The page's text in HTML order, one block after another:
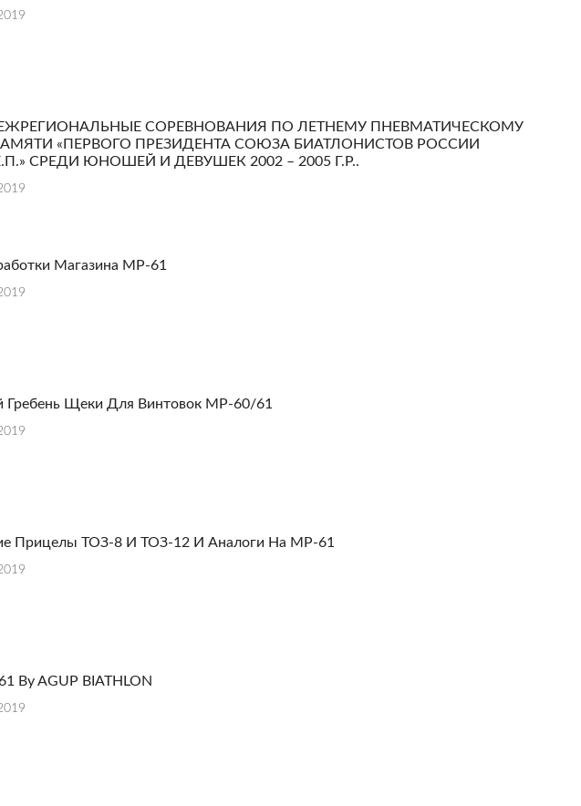
СОРЕВНОВАНИЯ ПО ЛЕТНЕМУ ПНЕВМАТИЧЕСКОМУ
«ПЕРВОГО ПРЕЗИДЕНТА СОЮЗА БИАТЛОНИСТОВ РОССИИ
СРЕДИ ЮНОШЕЙ И ДЕВУШЕК 2002 – 2005 Г.Р..
Магазина МР-61
Гребень Щеки Для Винтовок МР-60/61
Прицелы ТОЗ-8 И ТОЗ-12 И Аналоги На МР-61
By AGUP BIATHLON